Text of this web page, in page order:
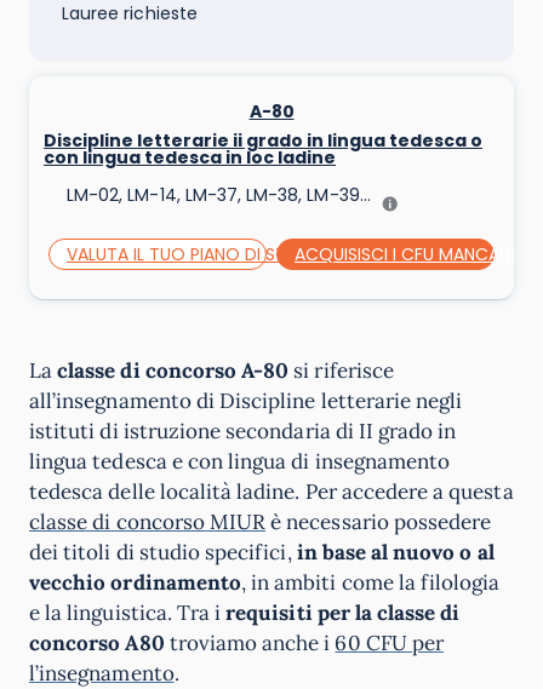
Lauree richieste
A-80
Discipline letterarie ii grado in lingua tedesca o
con lingua tedesca in loc ladine
LM-02, LM-14, LM-37, LM-38, LM-39...
VALUTA IL TUO PIANO DI STUDIACQUISISCI I CFU MANCANTI
Laclasse di concorso A-80 si riferisce
all’insegnamento di Discipline letterarie negli
istituti di istruzione secondaria di II grado in
lingua tedesca e con lingua di insegnamento
tedesca delle località ladine. Per accedere a questa
classe di concorso MIURè necessario possedere
dei titoli di studio specifici,in base al nuovo o al
vecchio ordinamento, in ambiti come la filologia
e la linguistica. Tra irequisiti per la classe di
concorso A80 troviamo anche i 60 CFU per
l’insegnamento.